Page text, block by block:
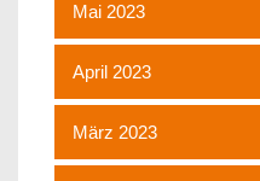
Mai 2023
April 2023
März 2023